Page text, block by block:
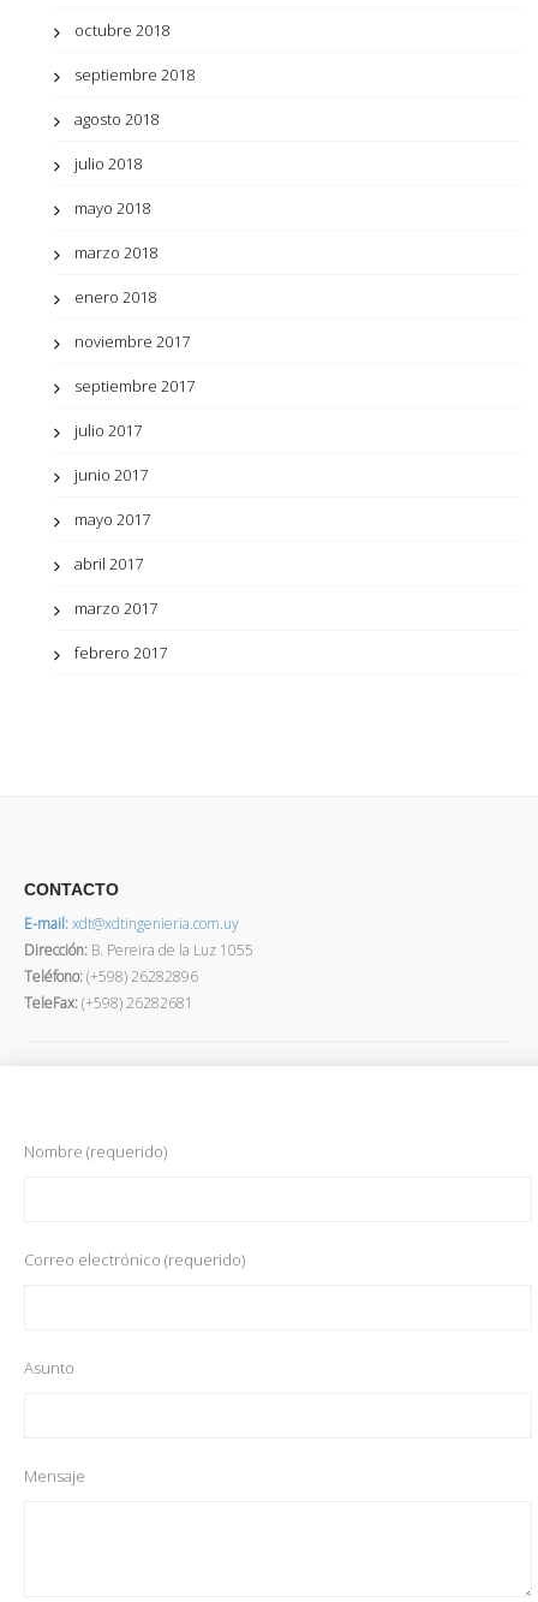
octubre 2018
septiembre 2018
agosto 2018
julio 2018
mayo 2018
marzo 2018
enero 2018
noviembre 2017
septiembre 2017
julio 2017
junio 2017
mayo 2017
abril 2017
marzo 2017
febrero 2017
CONTACTO
E-mail:xdt@xdtingenieria.com.uy
Dirección: B. Pereira de la Luz 1055
Teléfono:(+598) 26282896
TeleFax:(+598) 26282681
Nombre (requerido)
Correo electrónico (requerido)
Asunto
Mensaje